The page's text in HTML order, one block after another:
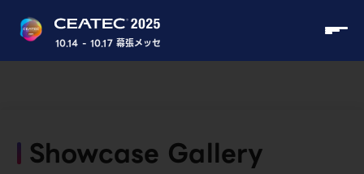
10.14 - 10.17 幕張メッセ
Showcase Gallery